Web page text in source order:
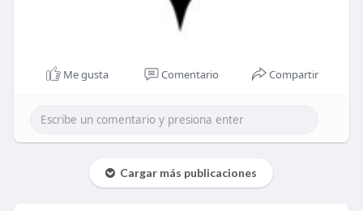
Me gusta Comentario Compartir
Cargar más publicaciones